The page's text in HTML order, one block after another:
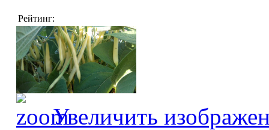
Рейтинг:
Увеличить